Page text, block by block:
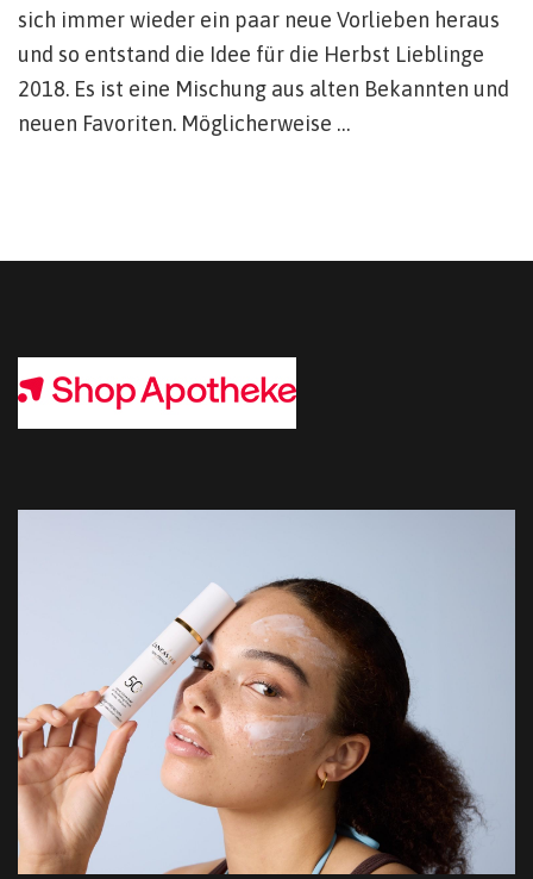
sich immer wieder ein paar neue Vorlieben heraus
und so entstand die Idee für die Herbst Lieblinge
2018. Es ist eine Mischung aus alten Bekannten und
neuen Favoriten. Möglicherweise …